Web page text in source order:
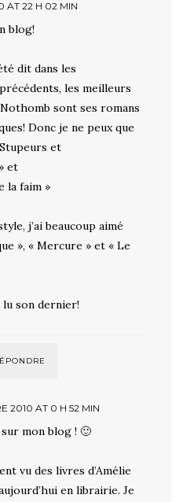
AT 22 H 02 MIN
blog!
dit dans les
les meilleurs
sont ses romans
Donc je ne peux que
et
et
la faim »
j’ai beaucoup aimé
», « Mercure » et « Le
lu son dernier!
2010 AT 0 H 52 MIN
mon blog ! 🙂
vu des livres d’Amélie
en librairie. Je